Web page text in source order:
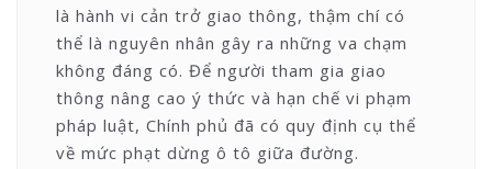
là hành vi cản trở giao thông, thậm chí có
thể là nguyên nhân gây ra những va chạm
không đáng có. Để người tham gia giao
thông nâng cao ý thức và hạn chế vi phạm
pháp luật, Chính phủ đã có quy định cụ thể
về mức phạt dừng ô tô giữa đường.